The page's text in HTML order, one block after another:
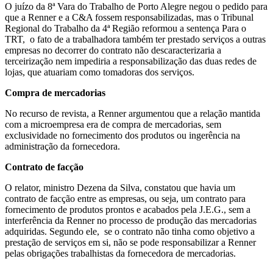
O juízo da 8ª Vara do Trabalho de Porto Alegre negou o pedido para
que a Renner e a C&A fossem responsabilizadas, mas o Tribunal
Regional do Trabalho da 4ª Região reformou a sentença Para o
TRT, o fato de a trabalhadora também ter prestado serviços a outras
empresas no decorrer do contrato não descaracterizaria a
terceirização nem impediria a responsabilização das duas redes de
lojas, que atuariam como tomadoras dos serviços.
Compra de mercadorias
No recurso de revista, a Renner argumentou que a relação mantida
com a microempresa era de compra de mercadorias, sem
exclusividade no fornecimento dos produtos ou ingerência na
administração da fornecedora.
Contrato de facção
O relator, ministro Dezena da Silva, constatou que havia um
contrato de facção entre as empresas, ou seja, um contrato para
fornecimento de produtos prontos e acabados pela J.E.G., sem a
interferência da Renner no processo de produção das mercadorias
adquiridas. Segundo ele, se o contrato não tinha como objetivo a
prestação de serviços em si, não se pode responsabilizar a Renner
pelas obrigações trabalhistas da fornecedora de mercadorias.